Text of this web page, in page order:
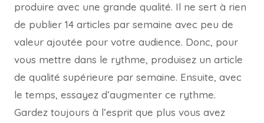
produire avec une grande qualité. Il ne sert à rien
de publier 14 articles par semaine avec peu de
valeur ajoutée pour votre audience. Donc, pour
vous mettre dans le rythme, produisez un article
de qualité supérieure par semaine. Ensuite, avec
le temps, essayez d’augmenter ce rythme.
Gardez toujours à l’esprit que plus vous avez